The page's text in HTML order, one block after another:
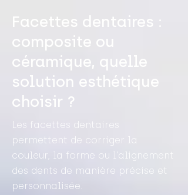
Facettes dentaires :
composite ou
céramique, quelle
solution esthétique
choisir ?
Les facettes dentaires
permettent de corriger la
couleur, la forme ou l’alignement
des dents de manière précise et
personnalisée.